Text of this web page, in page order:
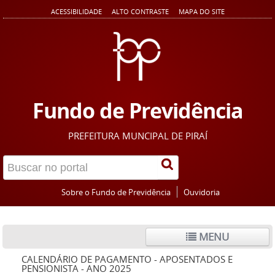
ACESSIBILIDADE ALTO CONTRASTE MAPA DO SITE
Fundo de Previdência
PREFEITURA MUNCIPAL DE PIRAÍ
Sobre o Fundo de Previdência Ouvidoria
MENU
CALENDÁRIO DE PAGAMENTO - APOSENTADOS E
PENSIONISTA - ANO 2025